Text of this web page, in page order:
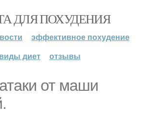
ДЛЯ ПОХУДЕНИЯ
эффективное похудение
виды диет
отзывы
от маши